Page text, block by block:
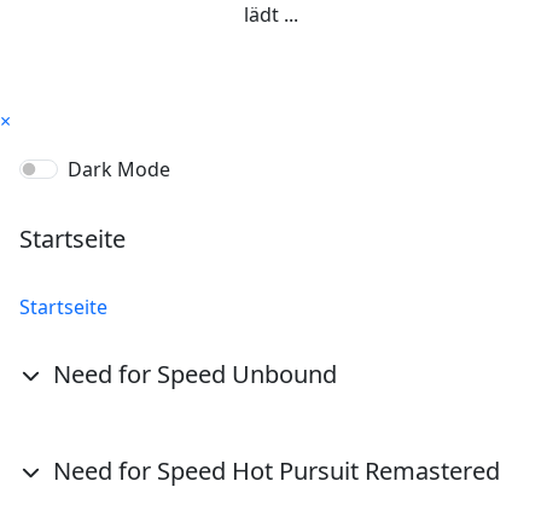
lädt ...
×
Dark Mode
Startseite
Startseite
Need for Speed Unbound
Need for Speed Hot Pursuit Remastered